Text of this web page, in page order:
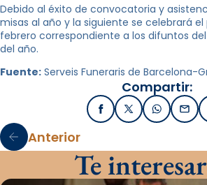
Debido al éxito de convocatoria y
misas al año y la siguiente se celebrará
febrero correspondiente a los difuntos
del año.
Fuente: Serveis Funeraris de Barcelona-
Compartir:
FacebookX / Twitter
Anterior
Te